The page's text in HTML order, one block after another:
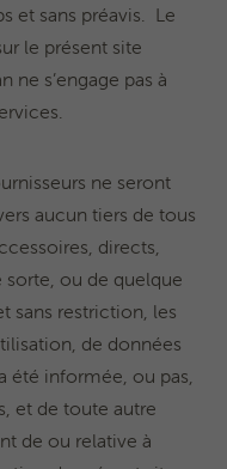
et sans préavis. Le
le présent site
ne s’engage pas à
ne seront
aucun tiers de tous
directs,
ou de quelque
sans restriction, les
de données
été informée, ou pas,
et de toute autre
de ou relative à